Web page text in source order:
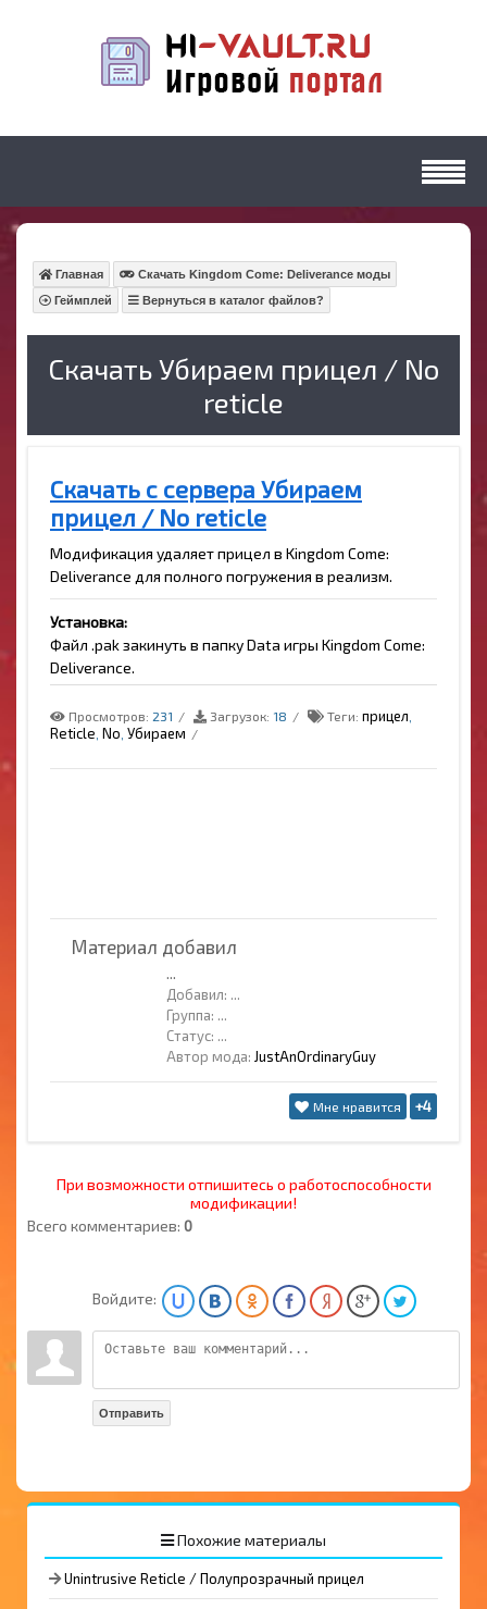
Главная
Скачать Kingdom Come: Deliverance моды
Геймплей
Вернуться в каталог файлов?
Скачать Убираем прицел / No
reticle
Скачать с сервера Убираем
прицел / No reticle
Модификация удаляет прицел в Kingdom Come:
Deliverance для полного погружения в реализм.
Установка:
Файл .pak закинуть в папку Data игры Kingdom Come:
Deliverance.
Просмотров: 231 Загрузок: 18 Теги: прицел
Reticle No Убираем
Материал добавил
...
Добавил: ...
Группа: ...
Статус: ...
Автор мода: JustAnOrdinaryGuy
Мне нравится +4
При возможности отпишитесь о работоспособности
модификации!
Всего комментариев: 0
Войдите:
Отправить
Похожие материалы
Unintrusive Reticle / Полупрозрачный прицел